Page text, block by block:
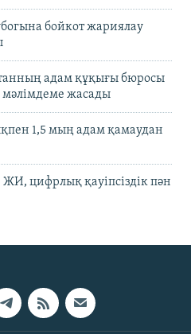
бойкот жариялау
адам құқығы бюросы
жасады
1,5 мың адам қамаудан
цифрлық қауіпсіздік пән